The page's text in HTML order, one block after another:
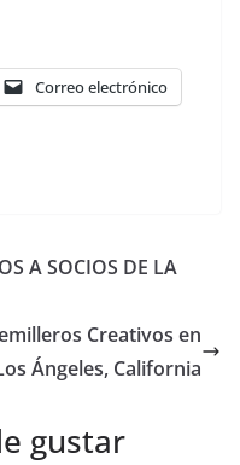
Correo electrónico
A SOCIOS DE LA
Creativos en
Ángeles, California
gustar